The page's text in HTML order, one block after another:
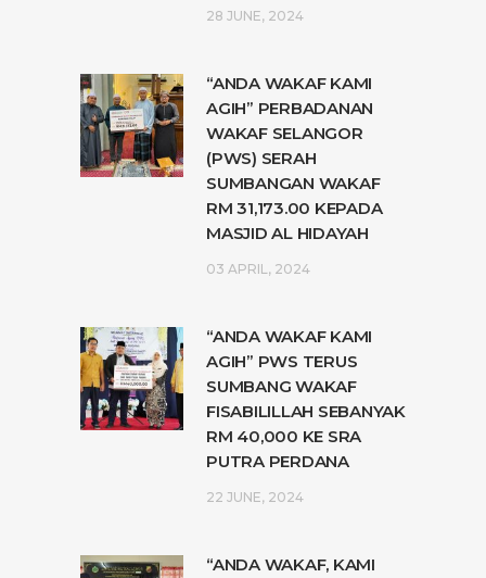
28 JUNE, 2024
“ANDA WAKAF KAMI
AGIH” PERBADANAN
WAKAF SELANGOR
(PWS) SERAH
SUMBANGAN WAKAF
RM 31,173.00 KEPADA
MASJID AL HIDAYAH
03 APRIL, 2024
“ANDA WAKAF KAMI
AGIH” PWS TERUS
SUMBANG WAKAF
FISABILILLAH SEBANYAK
RM 40,000 KE SRA
PUTRA PERDANA
22 JUNE, 2024
“ANDA WAKAF, KAMI